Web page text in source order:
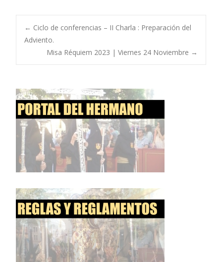
Navegación
de
entradas
← Ciclo de conferencias – II Charla : Preparación del
Adviento.
Misa Réquiem 2023 | Viernes 24 Noviembre →